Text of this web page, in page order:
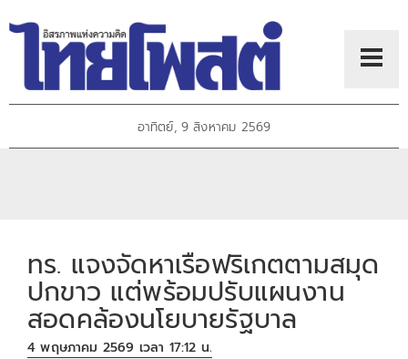
อาทิตย์, 9 สิงหาคม 2569
ทร. แจงจัดหาเรือฟริเกตตามสมุด
ปกขาว แต่พร้อมปรับแผนงาน
สอดคล้องนโยบายรัฐบาล
4 พฤษภาคม 2569 เวลา 17:12 น.